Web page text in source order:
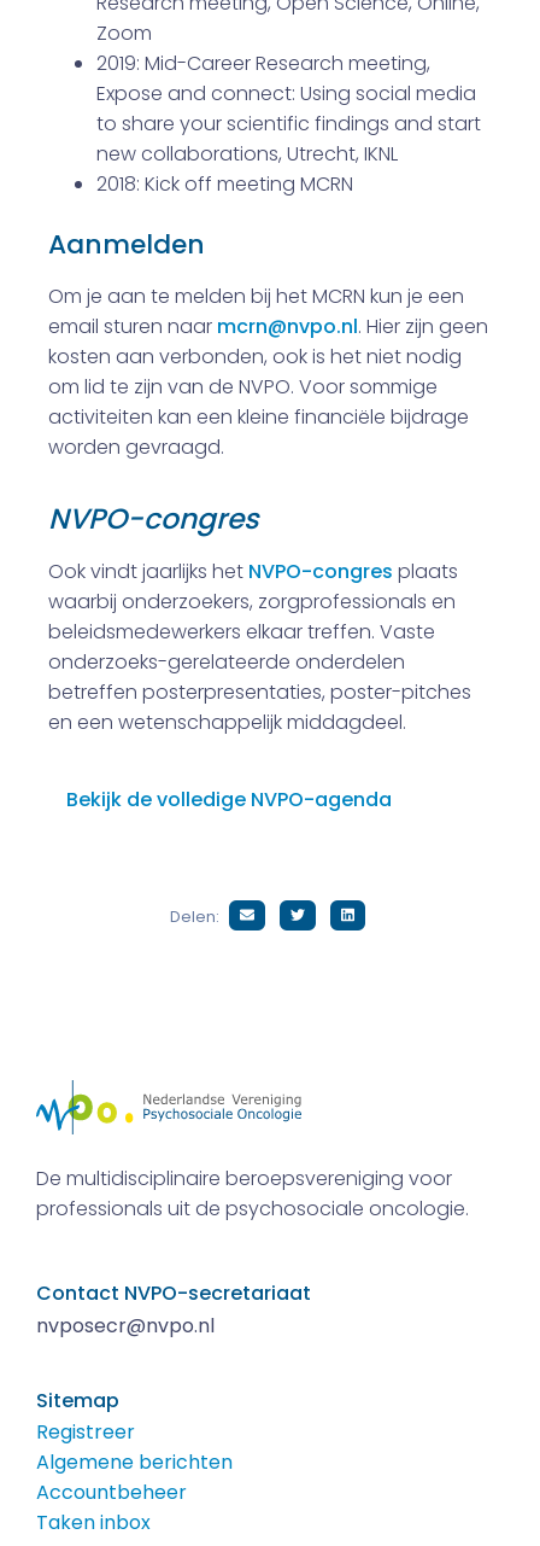
Zoom
2019: Mid-Career Research meeting,
Expose and connect: Using social media
to share your scientific findings and start
new collaborations, Utrecht, IKNL
2018: Kick off meeting MCRN
Aanmelden
Om je aan te melden bij het MCRN kun je een
email sturen naar mcrn@nvpo.nl. Hier zijn geen
kosten aan verbonden, ook is het niet nodig
om lid te zijn van de NVPO. Voor sommige
activiteiten kan een kleine financiële bijdrage
worden gevraagd.
NVPO-congres
Ook vindt jaarlijks het NVPO-congres plaats
waarbij onderzoekers, zorgprofessionals en
beleidsmedewerkers elkaar treffen. Vaste
onderzoeks-gerelateerde onderdelen
betreffen posterpresentaties, poster-pitches
en een wetenschappelijk middagdeel.
Bekijk de volledige NVPO-agenda
Delen:
De multidisciplinaire beroepsvereniging voor
professionals uit de psychosociale oncologie.
Contact NVPO-secretariaat
nvposecr@nvpo.nl
Sitemap
Registreer
Algemene berichten
Accountbeheer
Taken inbox